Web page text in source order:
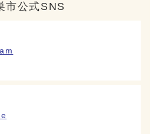
市公式SNS